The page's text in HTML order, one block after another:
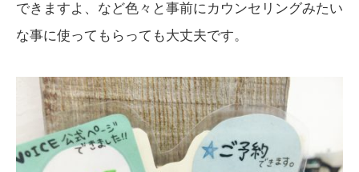
できますよ、など色々と事前にカウンセリングみたい
な事に使ってもらっても大丈夫です。